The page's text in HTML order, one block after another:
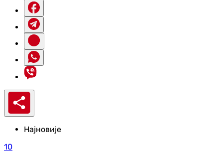
Најновије
10